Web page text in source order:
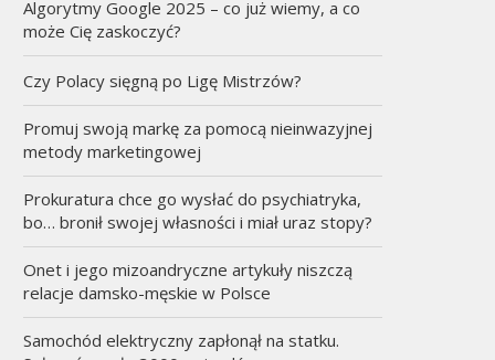
Algorytmy Google 2025 – co już wiemy, a co
może Cię zaskoczyć?
Czy Polacy sięgną po Ligę Mistrzów?
Promuj swoją markę za pomocą nieinwazyjnej
metody marketingowej
Prokuratura chce go wysłać do psychiatryka,
bo… bronił swojej własności i miał uraz stopy?
Onet i jego mizoandryczne artykuły niszczą
relacje damsko-męskie w Polsce
Samochód elektryczny zapłonął na statku.